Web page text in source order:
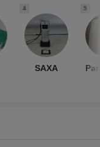
4
SAXA
5